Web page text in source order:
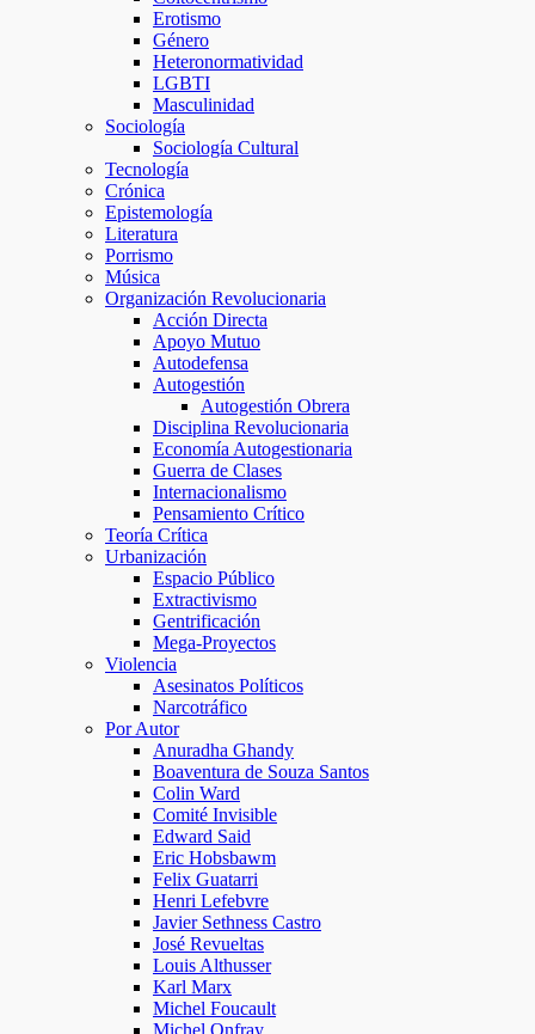
Erotismo
Género
Heteronormatividad
LGBTI
Masculinidad
Sociología
Sociología Cultural
Tecnología
Crónica
Epistemología
Literatura
Porrismo
Música
Organización Revolucionaria
Acción Directa
Apoyo Mutuo
Autodefensa
Autogestión
Autogestión Obrera
Disciplina Revolucionaria
Economía Autogestionaria
Guerra de Clases
Internacionalismo
Pensamiento Crítico
Teoría Crítica
Urbanización
Espacio Público
Extractivismo
Gentrificación
Mega-Proyectos
Violencia
Asesinatos Políticos
Narcotráfico
Por Autor
Anuradha Ghandy
Boaventura de Souza Santos
Colin Ward
Comité Invisible
Edward Said
Eric Hobsbawm
Felix Guatarri
Henri Lefebvre
Javier Sethness Castro
José Revueltas
Louis Althusser
Karl Marx
Michel Foucault